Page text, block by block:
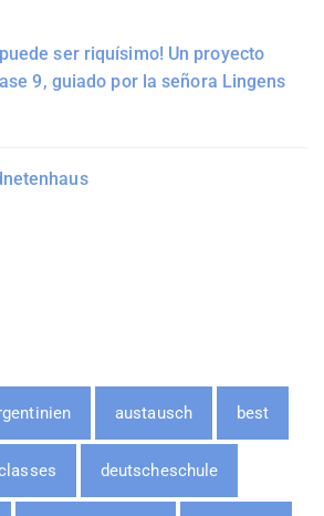
ser riquísimo! Un proyecto
9, guiado por la señora Lingens
austausch best
deutscheschule